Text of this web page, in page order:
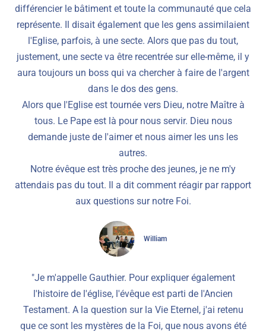
différencier le bâtiment et toute la communauté que cela
représente. Il disait également que les gens assimilaient
l'Eglise, parfois, à une secte. Alors que pas du tout,
justement, une secte va être recentrée sur elle-même, il y
aura toujours un boss qui va chercher à faire de l'argent
dans le dos des gens.
Alors que l'Eglise est tournée vers Dieu, notre Maître à
tous. Le Pape est là pour nous servir. Dieu nous
demande juste de l'aimer et nous aimer les uns les
autres.
Notre évêque est très proche des jeunes, je ne m'y
attendais pas du tout. Il a dit comment réagir par rapport
aux questions sur notre Foi.
William
"Je m'appelle Gauthier. Pour expliquer également
l'histoire de l'église, l'évêque est parti de l'Ancien
Testament. A la question sur la Vie Eternel, j'ai retenu
que ce sont les mystères de la Foi, que nous avons été